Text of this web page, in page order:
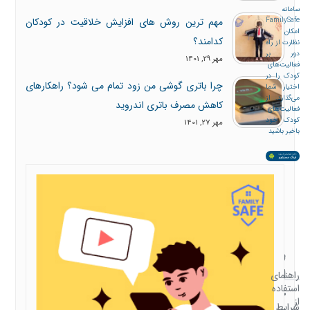
مهم ترین روش های افزایش خلاقیت در کودکان
کدامند؟
مهر 29, 1401
چرا باتری گوشی من زود تمام می شود؟ راهکارهای
کاهش مصرف باتری اندروید
مهر 27, 1401
سامانه
FamilySafe
امکان
نظارت از راه
دور بر
فعالیت‌های
کودک را در
اختیار شما
می‌گذارد. از
فعالیت‌های
کودک خود
باخبر باشید
همراه
با
خانواده
راهنمای
استفادهراهنمای
استفاده
از